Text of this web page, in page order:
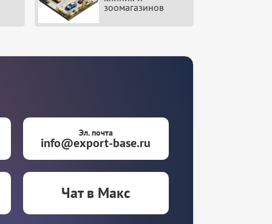
зоомагазинов
Эл. почта
info@export-base.ru
Чат в Макс